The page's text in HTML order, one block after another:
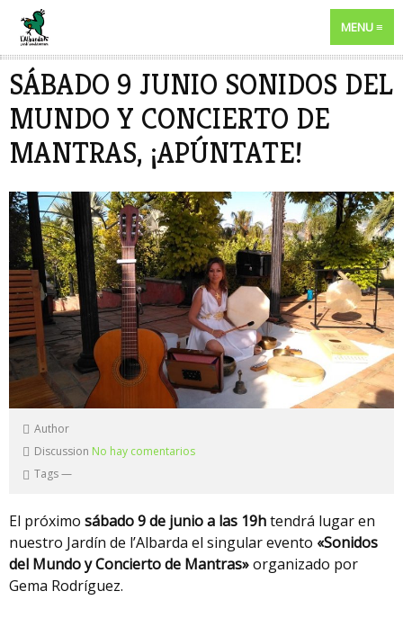
MENU
SÁBADO 9 JUNIO SONIDOS DEL
MUNDO Y CONCIERTO DE
MANTRAS, ¡APÚNTATE!
Author
Discussion No hay comentarios
Tags—
El próximo sábado 9 de junio a las 19htendrá lugar en
nuestro Jardín de l’Albarda el singular evento «Sonidos
del Mundo y Concierto de Mantras»organizado por
Gema Rodríguez.